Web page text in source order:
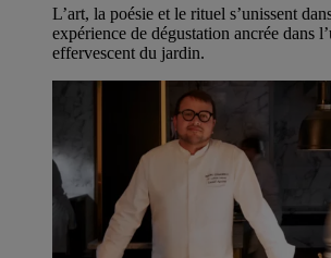
L’art, la poésie et le rituel s’unissent
expérience de dégustation ancrée dans
effervescent du jardin.